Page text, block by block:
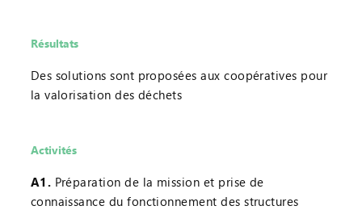
Résultats
Des solutions sont proposées aux coopératives pour
la valorisation des déchets
Activités
A1. Préparation de la mission et prise de
connaissance du fonctionnement des structures